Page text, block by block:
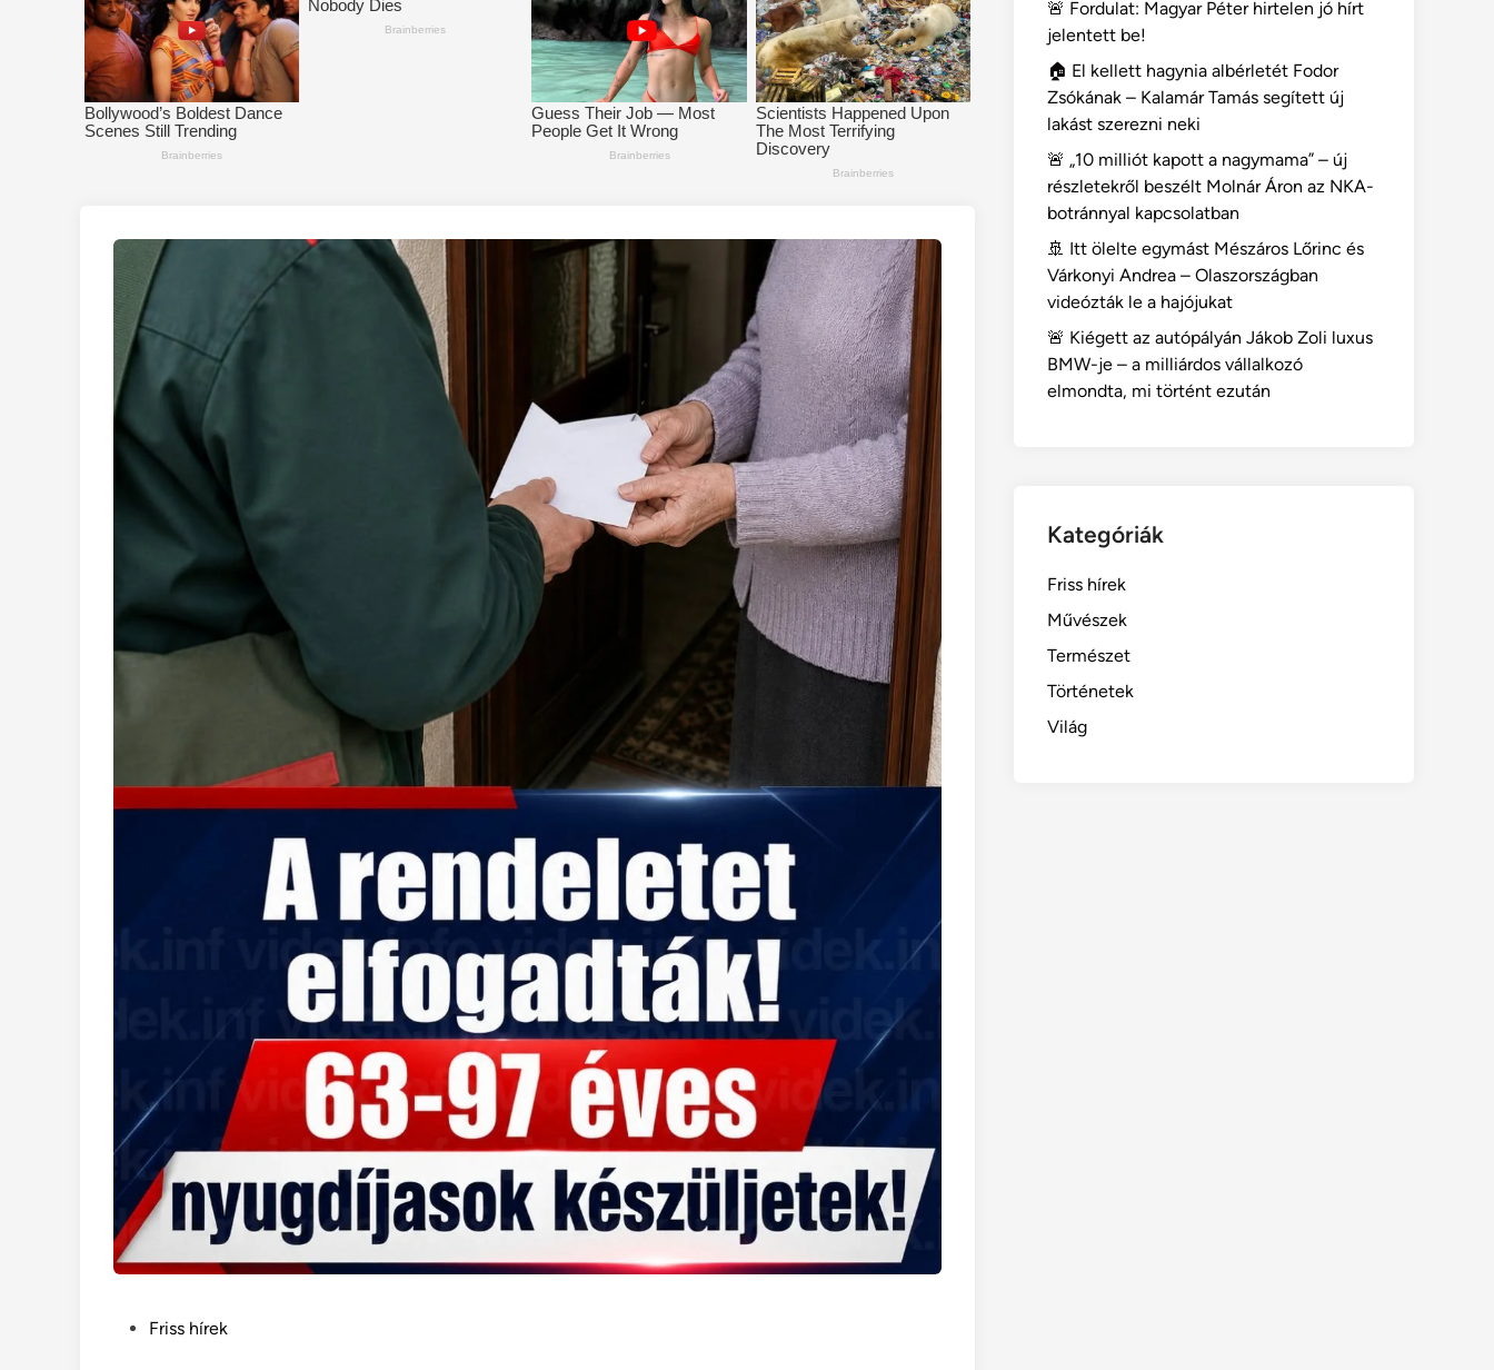
PostedFriss hírek
🚨 Fordulat: Magyar Péter hirtelen jó hírt
jelentett be!
🏠 El kellett hagynia albérletét Fodor
Zsókának – Kalamár Tamás segített új
lakást szerezni neki
🚨 „10 milliót kapott a nagymama” – új
részletekről beszélt Molnár Áron az NKA-
botránnyal kapcsolatban
🚢 Itt ölelte egymást Mészáros Lőrinc és
Várkonyi Andrea – Olaszországban
videózták le a hajójukat
🚨 Kiégett az autópályán Jákob Zoli luxus
BMW-je – a milliárdos vállalkozó
elmondta, mi történt ezután
Kategóriák
Friss hírek
Művészek
Természet
Történetek
Világ